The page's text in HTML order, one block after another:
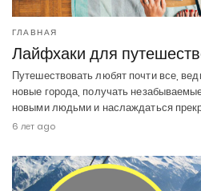
ГЛАВНАЯ
Лайфхаки для
Путешествовать любят почти все,
новые города, получать
новыми людьми и наслаждаться
6 лет ago